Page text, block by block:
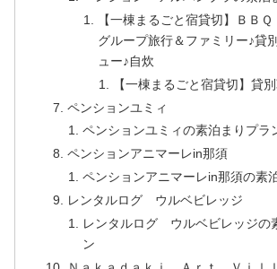
【一棟まるごと宿貸切】ＢＢ
グループ旅行＆ファミリー♪
ュー♪自炊
【一棟まるごと宿貸切】貸
ペンションユミィ
ペンションユミィの素泊まりプラ
ペンションアニマーレin那須
ペンションアニマーレin那須の素
レンタルログ ウルベビレッジ
レンタルログ ウルベビレッジの
ン